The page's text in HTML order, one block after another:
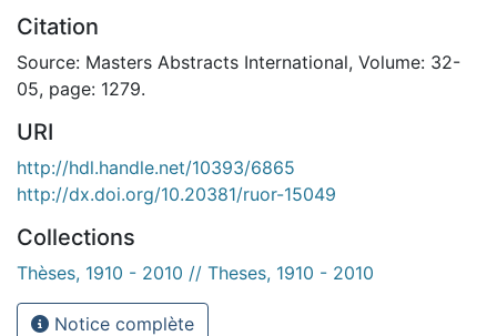
Citation
Source: Masters Abstracts International, Volume: 32-
05, page: 1279.
URI
http://hdl.handle.net/10393/6865
http://dx.doi.org/10.20381/ruor-15049
Collections
Thèses, 1910 - 2010 // Theses, 1910 - 2010
Notice complète